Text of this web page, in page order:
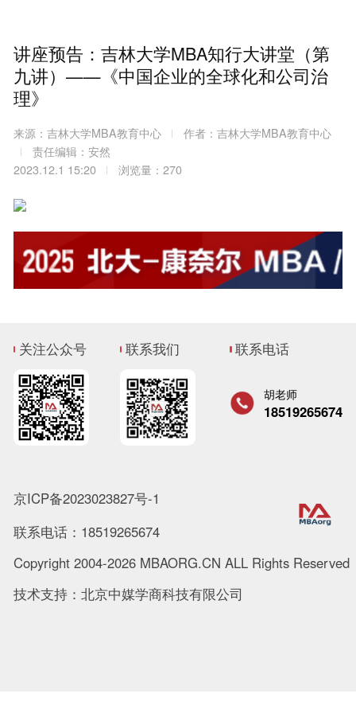
讲座预告：吉林大学MBA知行大讲堂（第
九讲）——《中国企业的全球化和公司治
理》
来源：吉林大学MBA教育中心
作者：吉林大学MBA教育中心
责任编辑：安然
2023.12.1 15:20
浏览量：270
关注公众号 联系我们 联系电话
胡老师
18519265674
京ICP备2023023827号-1
联系电话：18519265674
Copyright 2004-2026 MBAORG.CN ALL Rights Reserved
技术支持：北京中媒学商科技有限公司